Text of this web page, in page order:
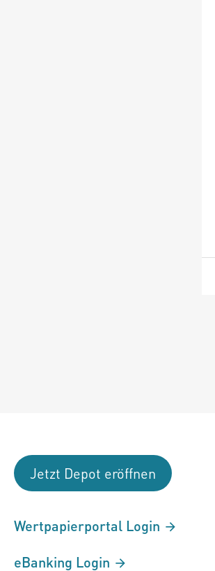
Jetzt Depot eröffnen
Wertpapierportal Login
eBanking Login